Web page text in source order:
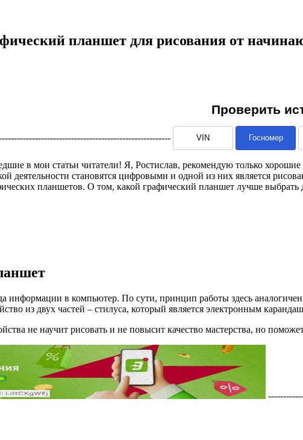
планшет для рисования от
в мои статьи читатели! Я, Ростислав, рекомендую только
деятельности становятся цифровыми и одной из них является
планшетов. О том, какой графический планшет лучше выбрать
информации в компьютер. По сути, принцип работы здесь
из двух частей – стилуса, который является электронным
не научит рисовать и не повысит качество мастерства, но